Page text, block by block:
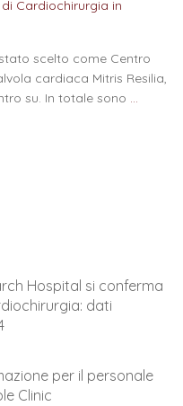
Cardiochirurgia in
scelto come Centro
cardiaca Mitris Resilia,
su. In totale sono …
Hospital si conferma
dati
per il personale
Clinic